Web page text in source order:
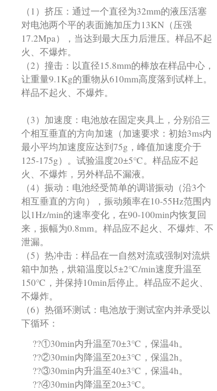
（1）挤压：通过一个直径为32mm的液压活塞
对电池两个平的表面施加压力13KN（压强
17.2Mpa），当达到最大压力后泄压。样品不起
火、不爆炸。
（2）撞击：以直径15.8mm的棒放在样品中心，
让重量9.1Kg的重物从610mm高度落到试样上。
样品不起火、不爆炸。
（3）加速度：电池放在固定夹具上，分别沿三
个相互垂直的方向加速（加速要求：初始3ms内
最小平均加速度应达到75g，峰值加速度介于
125-175g）。试验温度20±5℃。样品应不起
火、不爆炸，另外样品不漏液。
（4）振动：电池经受简单的调谐振动（沿3个
相互垂直的方向），振动频率在10-55Hz范围内
以1Hz/min的速率变化，在90-100min内恢复回
来，振幅为0.8mm。样品应不起火、不爆炸、不
泄漏。
（5）热冲击：样品在一自然对流或强制对流烘
箱中加热，烘箱温度以5±2℃/min速度升温至
150℃，并保持10min后停止。样品应不起火、
不爆炸。
（6）热循环测试：电池放于测试室内并承受以
下循环：
??①30min内升温至70±3℃，保温4h。
??②30min内降温至20±3℃，保温2h。
??③30min内升温至40±3℃，保温4h。
??④30min内降温至20±3℃。